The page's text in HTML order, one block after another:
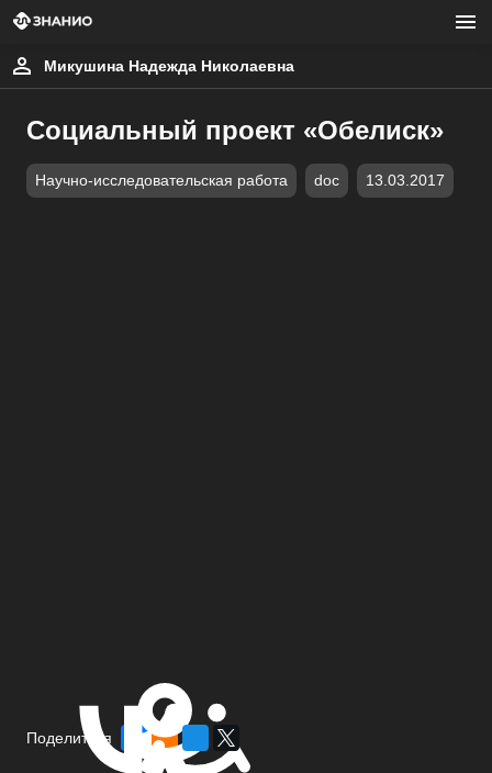
Микушина Надежда Николаевна
Социальный проект «Обелиск»
Научно-исследовательская работа doc 13.03.2017
Поделиться